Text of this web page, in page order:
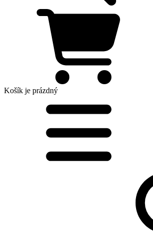
Košík je prázdný